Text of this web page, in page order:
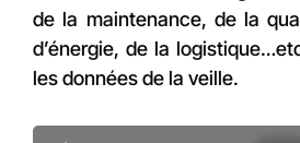
de la maintenance, de la
d’énergie, de la
les données de la veille.